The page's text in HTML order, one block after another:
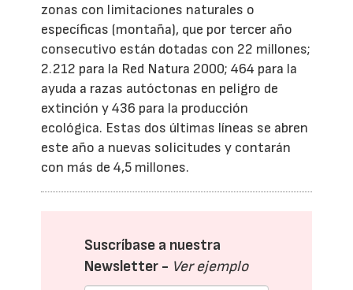
zonas con limitaciones naturales o
específicas (montaña), que por tercer año
consecutivo están dotadas con 22 millones;
2.212 para la Red Natura 2000; 464 para la
ayuda a razas autóctonas en peligro de
extinción y 436 para la producción
ecológica. Estas dos últimas líneas se abren
este año a nuevas solicitudes y contarán
con más de 4,5 millones.
Suscríbase a nuestra
Newsletter - Ver ejemplo